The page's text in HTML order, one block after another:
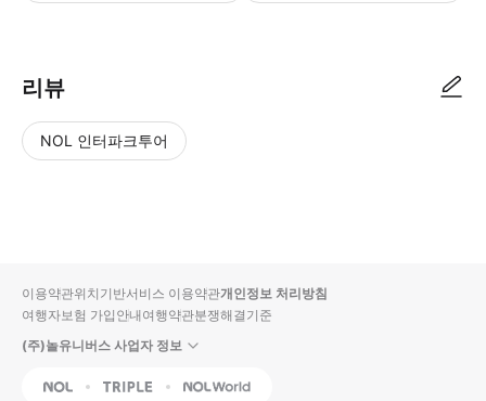
리뷰
NOL 인터파크투어
입니
다.
순
상
이용약관위치기반서비스 이용약관개인정보 처리방침
여행자보험 가입안내여행약관분쟁해결기준
(주)놀유니버스 사업자 정보
NOL Triple Interpark Global